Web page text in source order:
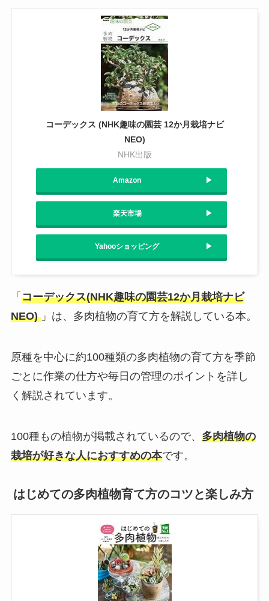
コーデックス (NHK趣味の園芸 12か月栽培ナビ
NEO)
NHK出版
Amazon
楽天市場
Yahooショッピング
「 コーデックス(NHK趣味の園芸12か月栽培ナビ
NEO)」は、多肉植物の育て方を解説している本。
原種を中心に約100種類の多肉植物の育て方を季節
ごとに作業の仕方や毎日の管理のポイントを詳し
く解説されています。
100種もの植物が掲載されているので、 多肉植物の
栽培が好きな人におすすめの本です。
はじめての多肉植物育て方のコツと楽しみ方